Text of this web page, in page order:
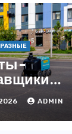
в
ADMIN